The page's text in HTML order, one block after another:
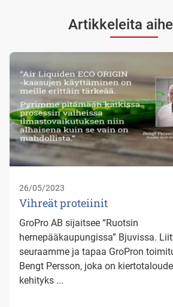
Artikkeleita
26/05/2023
Vihreät proteiinit
GroPro AB sijaitsee “Ruotsin
hernepääkaupungissa” Bjuvissa.
seuraamme ja tapaa GroPron
Bengt Persson, joka on
kehityks ...